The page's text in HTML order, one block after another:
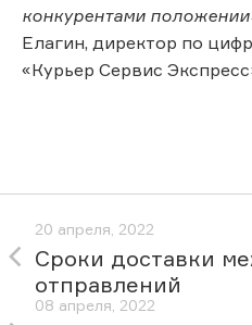
конкурентами
Елагин, директор по
«Курьер Сервис
20 апреля, 2022
Сроки доставки
отправлений
08 апреля, 2022